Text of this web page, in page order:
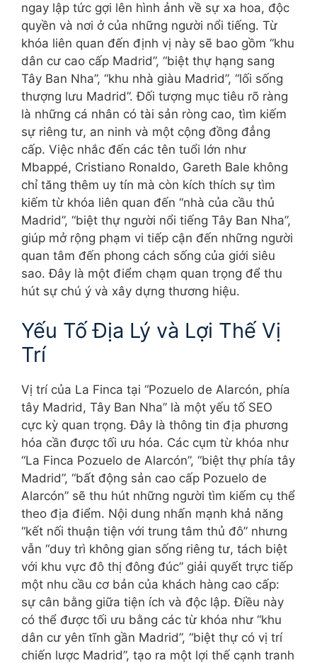
ngay lập tức gợi lên hình ảnh về sự xa hoa, độc
quyền và nơi ở của những người nổi tiếng. Từ
khóa liên quan đến định vị này sẽ bao gồm “khu
dân cư cao cấp Madrid”, “biệt thự hạng sang
Tây Ban Nha”, “khu nhà giàu Madrid”, “lối sống
thượng lưu Madrid”. Đối tượng mục tiêu rõ ràng
là những cá nhân có tài sản ròng cao, tìm kiếm
sự riêng tư, an ninh và một cộng đồng đẳng
cấp. Việc nhắc đến các tên tuổi lớn như
Mbappé, Cristiano Ronaldo, Gareth Bale không
chỉ tăng thêm uy tín mà còn kích thích sự tìm
kiếm từ khóa liên quan đến “nhà của cầu thủ
Madrid”, “biệt thự người nổi tiếng Tây Ban Nha”,
giúp mở rộng phạm vi tiếp cận đến những người
quan tâm đến phong cách sống của giới siêu
sao. Đây là một điểm chạm quan trọng để thu
hút sự chú ý và xây dựng thương hiệu.
Yếu Tố Địa Lý và Lợi Thế Vị
Trí
Vị trí của La Finca tại “Pozuelo de Alarcón, phía
tây Madrid, Tây Ban Nha” là một yếu tố SEO
cực kỳ quan trọng. Đây là thông tin địa phương
hóa cần được tối ưu hóa. Các cụm từ khóa như
“La Finca Pozuelo de Alarcón”, “biệt thự phía tây
Madrid”, “bất động sản cao cấp Pozuelo de
Alarcón” sẽ thu hút những người tìm kiếm cụ thể
theo địa điểm. Nội dung nhấn mạnh khả năng
“kết nối thuận tiện với trung tâm thủ đô” nhưng
vẫn “duy trì không gian sống riêng tư, tách biệt
với khu vực đô thị đông đúc” giải quyết trực tiếp
một nhu cầu cơ bản của khách hàng cao cấp:
sự cân bằng giữa tiện ích và độc lập. Điều này
có thể được tối ưu bằng các từ khóa như “khu
dân cư yên tĩnh gần Madrid”, “biệt thự có vị trí
chiến lược Madrid”, tạo ra một lợi thế cạnh tranh